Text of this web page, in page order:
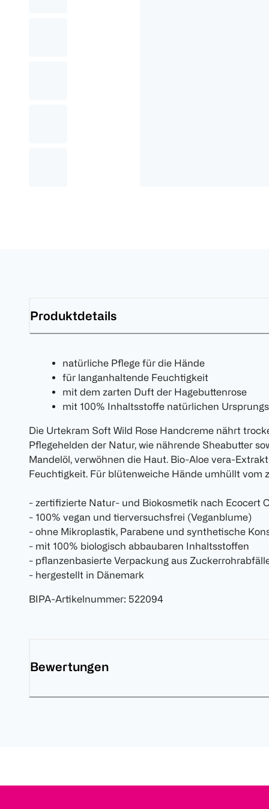
Produktdetails
natürliche Pflege für die Hände
für langanhaltende Feuchtigkeit
mit dem zarten Duft der Hagebuttenrose
mit 100% Inhaltsstoffe natürlichen Ursprungs
Die Urtekram Soft Wild Rose Handcreme nährt
Pflegehelden der Natur, wie nährende Sheabutter
Mandelöl, verwöhnen die Haut. Bio-Aloe vera-
Feuchtigkeit. Für blütenweiche Hände umhüllt vom
- zertifizierte Natur- und Biokosmetik nach Ecocert
- 100% vegan und tierversuchsfrei (Veganblume)
- ohne Mikroplastik, Parabene und synthetische
- mit 100% biologisch abbaubaren Inhaltsstoffen
- pflanzenbasierte Verpackung aus
- hergestellt in Dänemark
BIPA-Artikelnummer: 522094
Bewertungen